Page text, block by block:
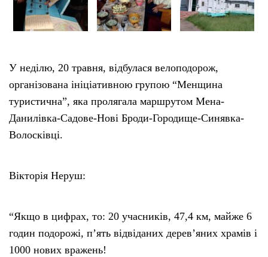
У неділю, 20 травня, відбулася велоподорож,
організована ініціативною групою “Менщина
туристична”, яка пролягала маршрутом Мена-
Данилівка-Садове-Нові Броди-Городище-Синявка-
Волосківці.
Вікторія Неруш:
“Якщо в цифрах, то: 20 учасників, 47,4 км, майже 6
годин подорожі, п’ять відвіданих дерев’яних храмів і
1000 нових вражень!